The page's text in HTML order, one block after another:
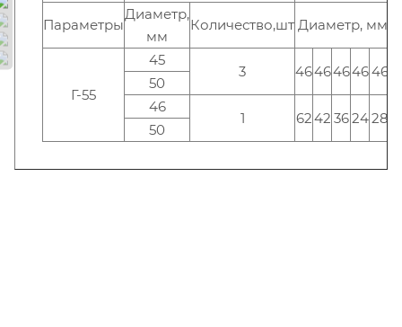
Параметры
Диаметр,
мм
Количество,шт Диаметр, мм
Г-55
45
3 4646464646
50
46
1 6242 362428
50